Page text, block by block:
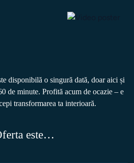
disponibilă o singură dată, doar aici și
de minute. Profită acum de ocazie – e
este…